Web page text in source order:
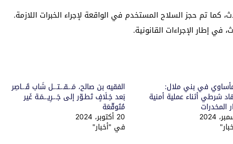
تم حجز السلاح المستخدم في الواقعة لإجراء الخبرات اللازمة.
إطار الإجراءات القانونية.
في بني ملال:
شرطي أثناء عملية أمنية
المخدرات
الفقيه بن صالح، مَـ.ـقـ.ـتـ.ـل شَاب قَـ.ـاصِر
بَعد خِـلَافٍ تَطـوّر إلى جَـ.ـرِيـ.ـمَـة غَير
مُتَوقّعَة
20 أكتوبر، 2024
في "أخبار"